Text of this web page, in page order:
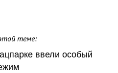
теме:
ввели особый